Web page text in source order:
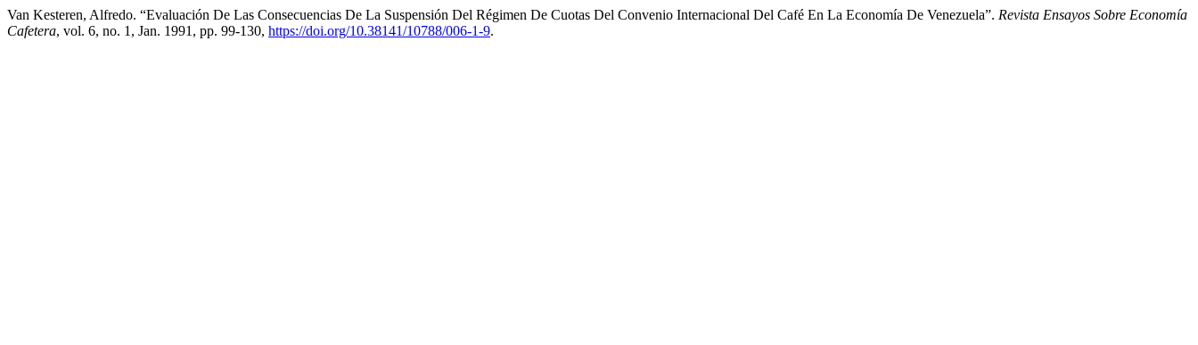
Van Kesteren, Alfredo. “Evaluación De Las Consecuencias De La Suspensión Del Régimen De Cuotas Del Convenio Internacional Del Café En La Economía De Venezuela”. Revista Ensayos Sobre Economía
Cafetera, vol. 6, no. 1, Jan. 1991, pp. 99-130, https://doi.org/10.38141/10788/006-1-9.